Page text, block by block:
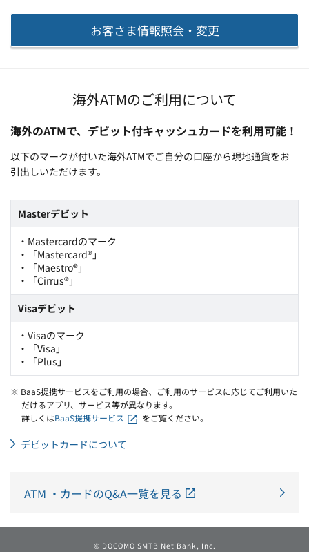
お客さま情報照会・変更
海外ATMのご利用について
海外のATMで、デビット付キャッシュカードを利用可能！
以下のマークが付いた海外ATMでご自分の口座から現地通貨をお
引出しいただけます。
Masterデビット
・Mastercardのマーク
・「Mastercard®」
・「Maestro®」
・「Cirrus®」
Visaデビット
・Visaのマーク
・「Visa」
・「Plus」
※ BaaS提携サービスをご利用の場合、ご利用のサービスに応じてご利用いた
だけるアプリ、サービス等が異なります。
詳しくはBaaS提携サービス をご覧ください。
デビットカードについて
ATM ・カードのQ&A一覧を見る
© DOCOMO SMTB Net Bank, Inc.